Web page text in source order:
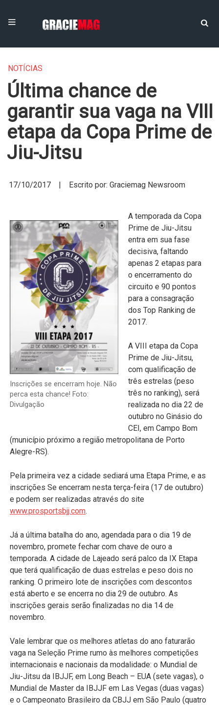
NOTÍCIAS
Última chance de
garantir sua vaga na VIII
etapa da Copa Prime de
Jiu-Jitsu
17/10/2017 | Escrito por: Graciemag Newsroom
Inscrições se encerram hoje. Não
perca esta chance! Foto:
Divulgação
A temporada da Copa
Prime de Jiu-Jitsu
entra em sua fase
decisiva, faltando
apenas 2 etapas para
o encerramento do
circuito e 90 pontos
para a consagração
dos Top Ranking de
2017.
A VIII etapa da Copa
Prime de Jiu-Jitsu,
com qualificação de
três estrelas (peso
três no ranking), será
realizada no dia 22 de
outubro no Ginásio do
CEI, em Campo Bom
(município próximo a região metropolitana de Porto
Alegre-RS).
Pela primeira vez a cidade sediará uma Etapa Prime, e as
inscrições Se encerram nesta terça-feira (17 de outubro)
e podem ser realizadas através do site
www.prosportsbjj.com.
Já a última batalha do ano, agendada para o dia 19 de
novembro, promete fechar com chave de ouro a
temporada. A cidade de Lajeado será palco da IX Etapa
que terá qualificação de duas estrelas e peso dois no
ranking. O primeiro lote de inscrições com descontos
está aberto e se encerra no dia 29 de outubro. As
inscrições gerais serão finalizadas no dia 14 de
novembro.
Vale lembrar que os melhores atletas do ano faturarão
vaga na Seleção Prime rumo às melhores competições
internacionais e nacionais da modalidade: o Mundial de
Jiu-Jitsu da IBJJF, em Long Beach – EUA (sete vagas), o
Mundial de Master da IBJJF em Las Vegas (duas vagas)
e o Campeonato Brasileiro da CBJJ em São Paulo (quatro